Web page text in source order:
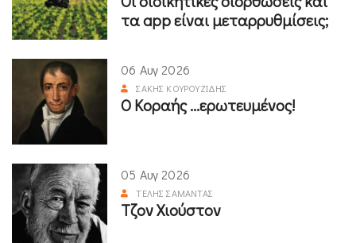
τα app είναι μεταρρυθμίσεις;
06 Αυγ 2026
ΣΆΚΗΣ ΚΟΥΡΟΥΖΊΔΗΣ
Ο Κοραής ...ερωτευμένος!
05 Αυγ 2026
ΤΈΛΗΣ ΣΑΜΑΝΤΆΣ
Τζον Χιούστον